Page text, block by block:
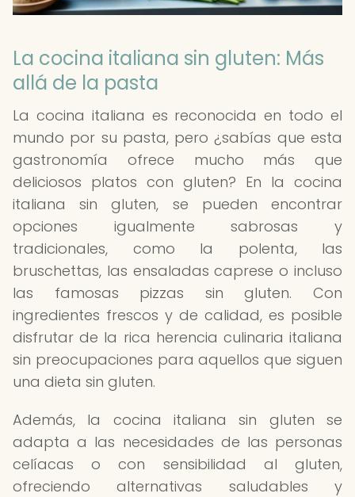
La cocina italiana sin gluten: Más
allá de la pasta
La cocina italiana es reconocida en todo el
mundo por su pasta, pero ¿sabías que esta
gastronomía ofrece mucho más que
deliciosos platos con gluten? En la cocina
italiana sin gluten, se pueden encontrar
opciones igualmente sabrosas y
tradicionales, como la polenta, las
bruschettas, las ensaladas caprese o incluso
las famosas pizzas sin gluten. Con
ingredientes frescos y de calidad, es posible
disfrutar de la rica herencia culinaria italiana
sin preocupaciones para aquellos que siguen
una dieta sin gluten.
Además, la cocina italiana sin gluten se
adapta a las necesidades de las personas
celíacas o con sensibilidad al gluten,
ofreciendo alternativas saludables y